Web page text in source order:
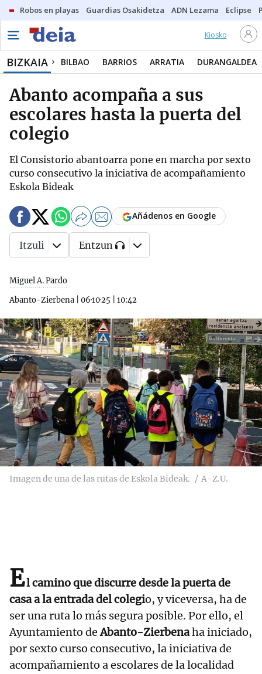
Robos en playas Guardias Osakidetza ADN Lezama Eclipse
Kiosko
BIZKAIA BILBAO BARRIOS ARRATIA DURANGALDEA
Abanto acompaña a sus
escolares hasta la puerta del
colegio
El Consistorio abantoarra pone en marcha por sexto
curso consecutivo la iniciativa de acompañamiento
Eskola Bideak
Miguel A. Pardo
Abanto-Zierbena
06·10·25 10:42
Añádenos en Google
Itzuli Entzun
Imagen de una de las rutas de Eskola Bideak. A-Z.U.
El camino que discurre desde la puerta de
casa a la entrada del colegio, y viceversa, ha de
ser una ruta lo más segura posible. Por ello, el
Ayuntamiento deAbanto-Zierbenaha iniciado,
por sexto curso consecutivo, la iniciativa de
acompañamiento a escolares de la localidad